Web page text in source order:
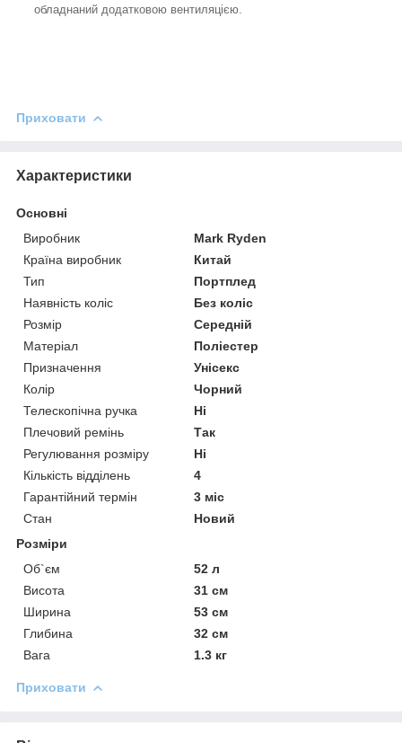
обладнаний додатковою вентиляцією.
Приховати
Характеристики
Основні
Виробник
Mark Ryden
Країна виробник
Китай
Тип
Портплед
Наявність коліс
Без коліс
Розмір
Середній
Матеріал
Поліестер
Призначення
Унісекс
Колір
Чорний
Телескопічна ручка
Ні
Плечовий ремінь
Так
Регулювання розміру
Ні
Кількість відділень
4
Гарантійний термін
3 міс
Стан
Новий
Розміри
Об`єм
52 л
Висота
31 см
Ширина
53 см
Глибина
32 см
Вага
1.3 кг
Приховати